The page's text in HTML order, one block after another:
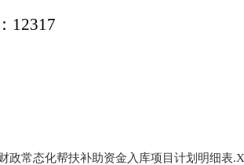
县农
年12
政常态化帮扶补助资金入库项目计划明细表